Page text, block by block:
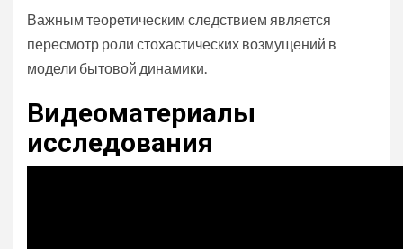
Важным теоретическим следствием является
пересмотр роли стохастических возмущений в
модели бытовой динамики.
Видеоматериалы
исследования